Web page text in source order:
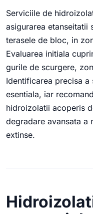
Serviciile de
asigurarea etanseitatii
terasele de bloc, in
Evaluarea initiala
gurile de scurgere,
Identificarea precisa a
esentiala, iar
hidroizolatii acoperis
degradare avansata a
extinse.